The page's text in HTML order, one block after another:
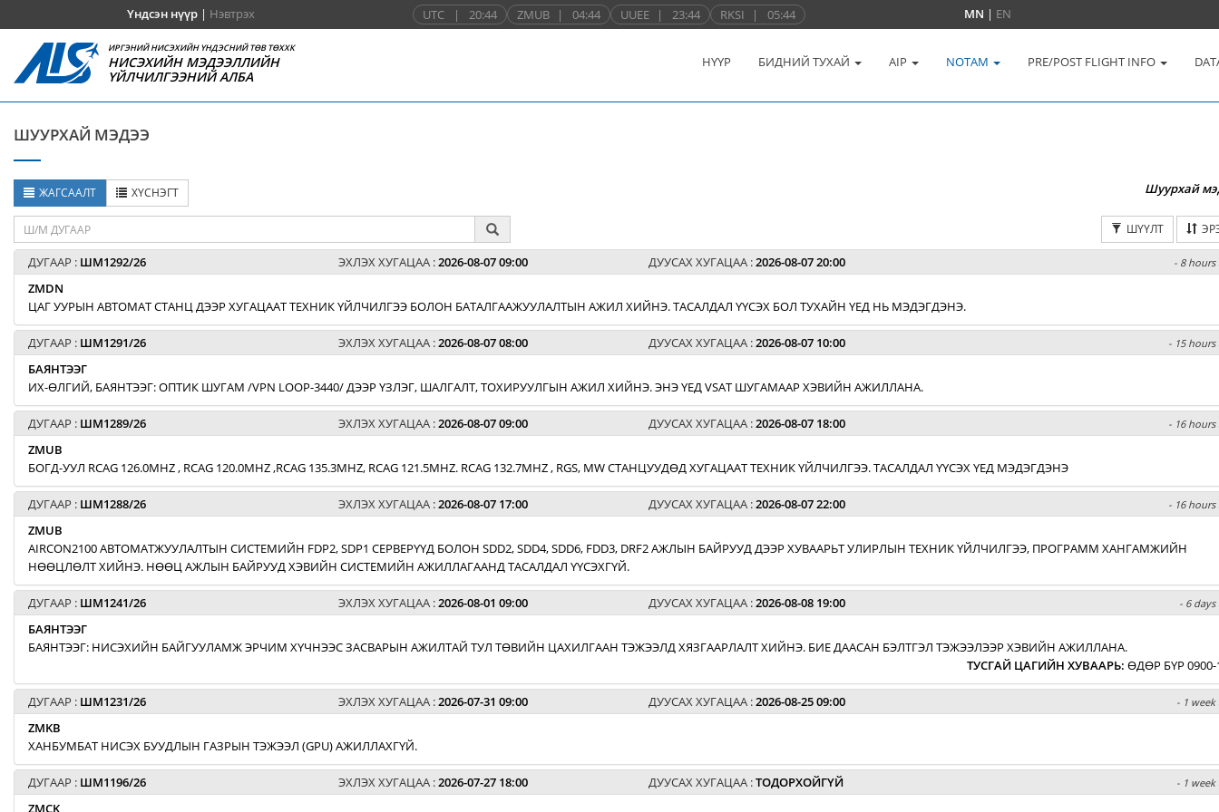
Үндсэн нүүр| Нэвтрэх UTC | 20:44 ZMUB | 04:44 UUEE | 23:44 RKSI | 05:44 MN | EN
ИРГЭНИЙ НИСЭХИЙН ҮНДЭСНИЙ ТӨВ ТӨХХК
НИСЭХИЙН МЭДЭЭЛЛИЙН
ҮЙЛЧИЛГЭЭНИЙ АЛБА
НҮҮР БИДНИЙ ТУХАЙ AIP NOTAM PRE/POST FLIGHT INFO
ШУУРХАЙ МЭДЭЭ
ЖАГСААЛТ ХҮСНЭГТ Шуурхай
ШҮҮЛТ
ДУГААР : ШМ1292/26 ЭХЛЭХ ХУГАЦАА :2026-08-07 09:00 ДУУСАХ ХУГАЦАА :2026-08-07 20:00 - 8 hours
ZMDN
ЦАГ УУРЫН АВТОМАТ СТАНЦ ДЭЭР ХУГАЦААТ ТЕХНИК ҮЙЛЧИЛГЭЭ БОЛОН БАТАЛГААЖУУЛАЛТЫН АЖИЛ ХИЙНЭ. ТАСАЛДАЛ ҮҮСЭХ БОЛ ТУХАЙН ҮЕД НЬ МЭДЭГДЭНЭ.
ДУГААР : ШМ1291/26 ЭХЛЭХ ХУГАЦАА :2026-08-07 08:00 ДУУСАХ ХУГАЦАА :2026-08-07 10:00 - 15 hours
БАЯНТЭЭГ
ИХ-ӨЛГИЙ, БАЯНТЭЭГ: ОПТИК ШУГАМ /VPN LOOP-3440/ ДЭЭР ҮЗЛЭГ, ШАЛГАЛТ, ТОХИРУУЛГЫН АЖИЛ ХИЙНЭ. ЭНЭ ҮЕД VSAT ШУГАМААР ХЭВИЙН АЖИЛЛАНА.
ДУГААР : ШМ1289/26 ЭХЛЭХ ХУГАЦАА :2026-08-07 09:00 ДУУСАХ ХУГАЦАА :2026-08-07 18:00 - 16 hours
ZMUB
БОГД-УУЛ RCAG 126.0MHZ , RCAG 120.0MHZ ,RCAG 135.3MHZ, RCAG 121.5MHZ. RCAG 132.7MHZ , RGS, MW СТАНЦУУДӨД ХУГАЦААТ ТЕХНИК ҮЙЛЧИЛГЭЭ. ТАСАЛДАЛ ҮҮСЭХ ҮЕД МЭДЭГДЭНЭ
ДУГААР : ШМ1288/26 ЭХЛЭХ ХУГАЦАА :2026-08-07 17:00 ДУУСАХ ХУГАЦАА :2026-08-07 22:00 - 16 hours
ZMUB
AIRCON2100 АВТОМАТЖУУЛАЛТЫН СИСТЕМИЙН FDP2, SDP1 СЕРВЕРҮҮД БОЛОН SDD2, SDD4, SDD6, FDD3, DRF2 АЖЛЫН БАЙРУУД ДЭЭР ХУВААРЬТ УЛИРЛЫН ТЕХНИК ҮЙЛЧИЛГЭЭ, ПРОГРАММ ХАНГАМЖИЙН
НӨӨЦЛӨЛТ ХИЙНЭ. НӨӨЦ АЖЛЫН БАЙРУУД ХЭВИЙН СИСТЕМИЙН АЖИЛЛАГААНД ТАСАЛДАЛ ҮҮСЭХГҮЙ.
ДУГААР : ШМ1241/26 ЭХЛЭХ ХУГАЦАА :2026-08-01 09:00 ДУУСАХ ХУГАЦАА :2026-08-08 19:00 - 6 days
БАЯНТЭЭГ
БАЯНТЭЭГ: НИСЭХИЙН БАЙГУУЛАМЖ ЭРЧИМ ХҮЧНЭЭС ЗАСВАРЫН АЖИЛТАЙ ТУЛ ТӨВИЙН ЦАХИЛГААН ТЭЖЭЭЛД ХЯЗГААРЛАЛТ ХИЙНЭ. БИЕ ДААСАН БЭЛТГЭЛ ТЭЖЭЭЛЭЭР ХЭВИЙН АЖИЛЛАНА.
ТУСГАЙ ЦАГИЙН ХУВААРЬ: ӨДӨР БҮР 0900-
ДУГААР : ШМ1231/26 ЭХЛЭХ ХУГАЦАА :2026-07-31 09:00 ДУУСАХ ХУГАЦАА :2026-08-25 09:00 - 1 week
ZMKB
ХАНБУМБАТ НИСЭХ БУУДЛЫН ГАЗРЫН ТЭЖЭЭЛ (GPU) АЖИЛЛАХГҮЙ.
ДУГААР : ШМ1196/26 ЭХЛЭХ ХУГАЦАА :2026-07-27 18:00 ДУУСАХ ХУГАЦАА :ТОДОРХОЙГҮЙ - 1 week
ZMCK